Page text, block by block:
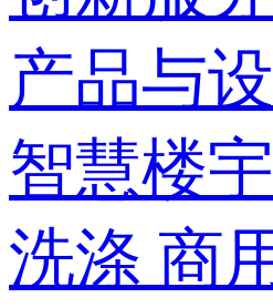
产品与
智慧楼宇
洗涤 商